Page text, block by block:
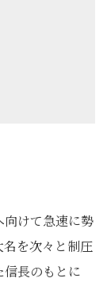
けて急速に勢
を次々と制圧
信長のもとに